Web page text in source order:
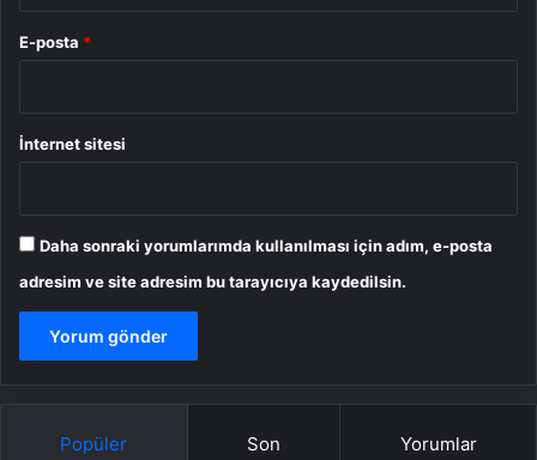
E-posta *
İnternet sitesi
Daha sonraki yorumlarımda kullanılması için adım, e-posta
adresim ve site adresim bu tarayıcıya kaydedilsin.
Popüler Son Yorumlar